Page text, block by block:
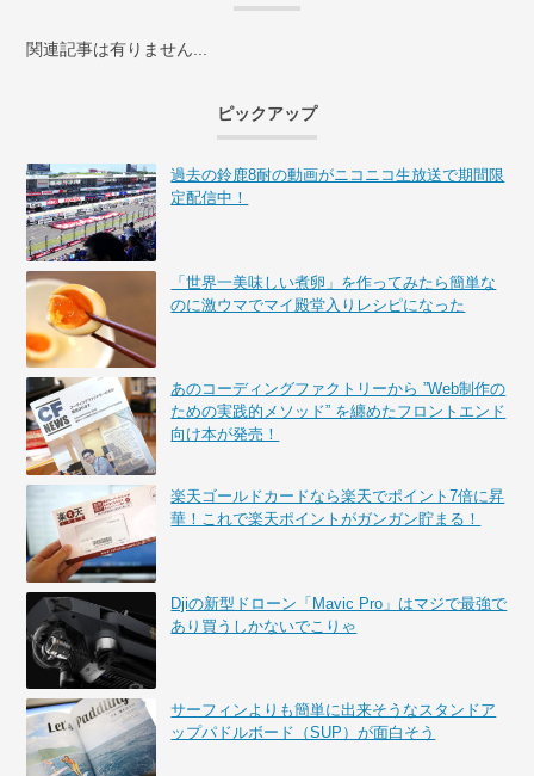
関連記事は有りません...
ピックアップ
過去の鈴鹿8耐の動画がニコニコ生放送で期間限
定配信中！
「世界一美味しい煮卵」を作ってみたら簡単な
のに激ウマでマイ殿堂入りレシピになった
あのコーディングファクトリーから ”Web制作の
ための実践的メソッド” を纏めたフロントエンド
向け本が発売！
楽天ゴールドカードなら楽天でポイント7倍に昇
華！これで楽天ポイントがガンガン貯まる！
Djiの新型ドローン「Mavic Pro」はマジで最強で
あり買うしかないでこりゃ
サーフィンよりも簡単に出来そうなスタンドア
ップパドルボード（SUP）が面白そう